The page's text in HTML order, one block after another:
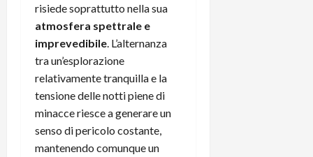
risiede soprattutto nella sua
atmosfera spettrale e
imprevedibile . L’alternanza
tra un’esplorazione
relativamente tranquilla e la
tensione delle notti piene di
minacce riesce a generare un
senso di pericolo costante,
mantenendo comunque un